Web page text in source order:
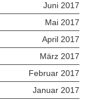
Juni 2017
Mai 2017
April 2017
März 2017
Februar 2017
Januar 2017